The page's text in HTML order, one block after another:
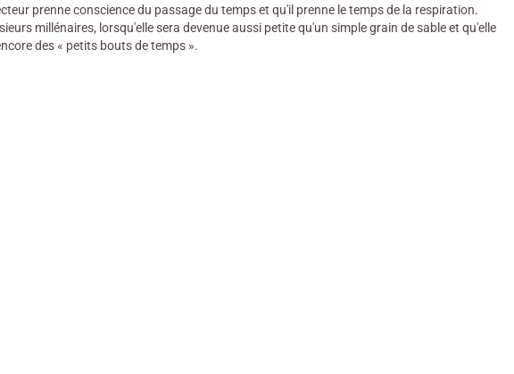
prenne conscience du passage du temps et qu'il prenne le temps de la respiration.
millénaires, lorsqu'elle sera devenue aussi petite qu'un simple grain de sable et qu'elle
des « petits bouts de temps ».